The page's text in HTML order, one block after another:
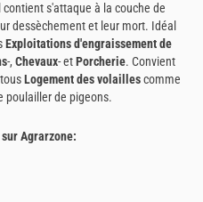
s'attaque à la couche de
dessèchement et leur mort. Idéal
Exploitations d'engraissement de
-, Chevaux- etPorcherie. Convient
Logement des volaillescomme
poulailler de pigeons.
Agrarzone: